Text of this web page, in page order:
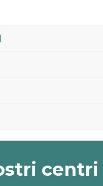
centri